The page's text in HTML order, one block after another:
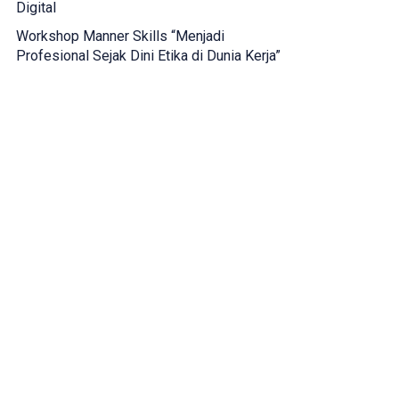
Digital
Workshop Manner Skills “Menjadi
Profesional Sejak Dini Etika di Dunia Kerja”